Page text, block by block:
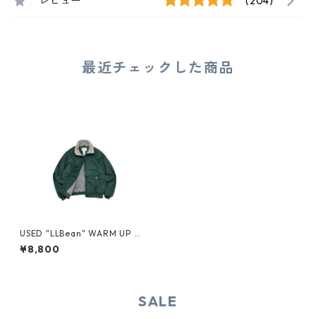
最近チェックした商品
USED "LLBean" WARM UP JA
CKET
¥8,800
SALE